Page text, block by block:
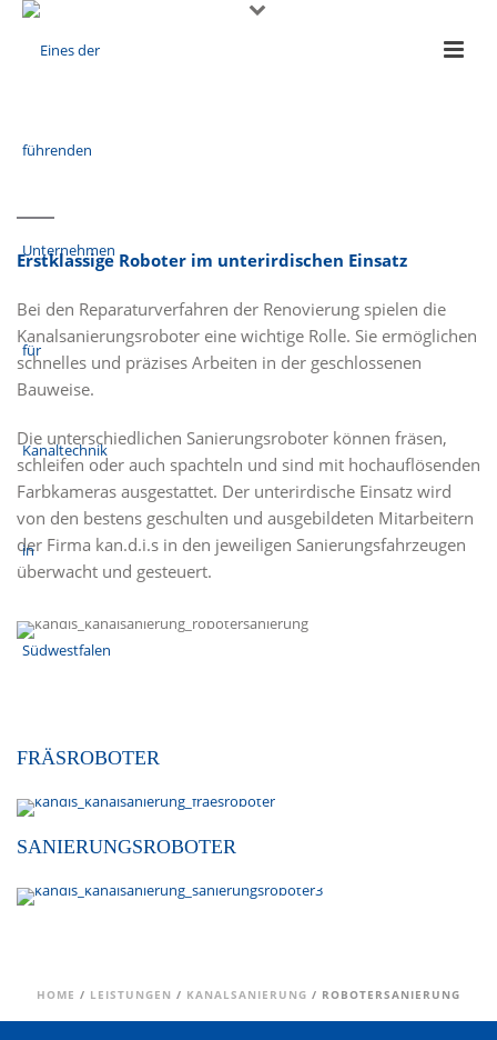
Erstklassige Roboter im unterirdischen Einsatz
Bei den Reparaturverfahren der Renovierung spielen die
Kanalsanierungsroboter eine wichtige Rolle. Sie ermöglichen
schnelles und präzises Arbeiten in der geschlossenen
Bauweise.
Die unterschiedlichen Sanierungsroboter können fräsen,
schleifen oder auch spachteln und sind mit hochauflösenden
Farbkameras ausgestattet. Der unterirdische Einsatz wird
von den bestens geschulten und ausgebildeten Mitarbeitern
der Firma kan.d.i.s in den jeweiligen Sanierungsfahrzeugen
überwacht und gesteuert.
FRÄSROBOTER
SANIERUNGSROBOTER
HOME / LEISTUNGEN / KANALSANIERUNG / ROBOTERSANIERUNG